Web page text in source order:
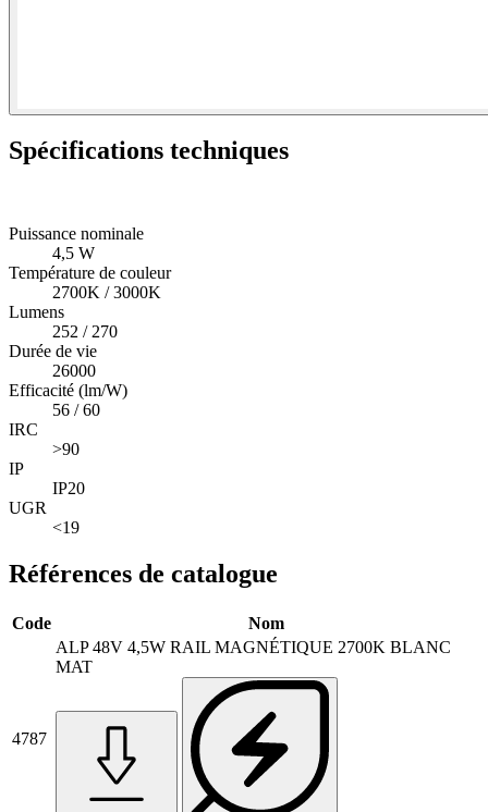
Spécifications techniques
Puissance nominale
4,5 W
Température de couleur
2700K / 3000K
Lumens
252 / 270
Durée de vie
26000
Efficacité (lm/W)
56 / 60
IRC
>90
IP
IP20
UGR
<19
Références de catalogue
Code Nom
4787
ALP 48V 4,5W RAIL MAGNÉTIQUE 2700K BLANC
MAT